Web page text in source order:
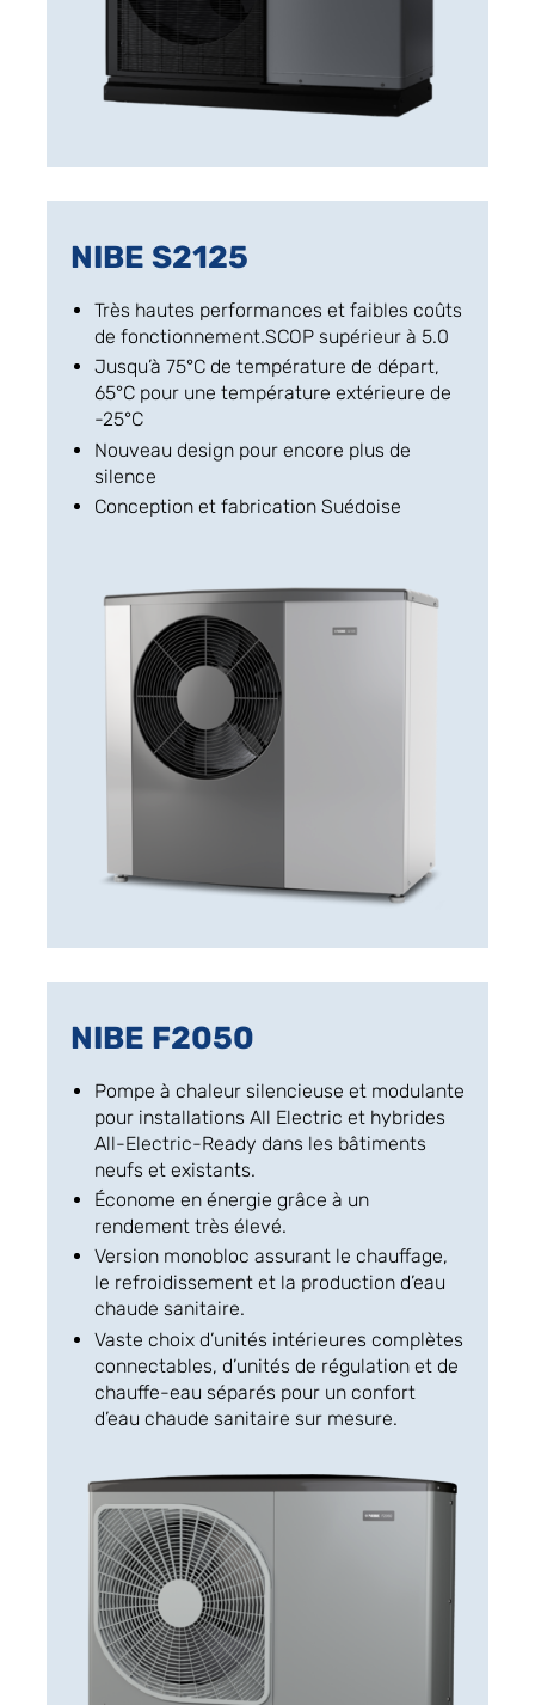
NIBE S2125
Très hautes performances et faibles coûts
de fonctionnement.SCOP supérieur à 5.0
Jusqu’à 75°C de température de départ,
65°C pour une température extérieure de
-25°C
Nouveau design pour encore plus de
silence
Conception et fabrication Suédoise
NIBE F2050
Pompe à chaleur silencieuse et modulante
pour installations All Electric et hybrides
All-Electric-Ready dans les bâtiments
neufs et existants.
Économe en énergie grâce à un
rendement très élevé.
Version monobloc assurant le chauffage,
le refroidissement et la production d’eau
chaude sanitaire.
Vaste choix d’unités intérieures complètes
connectables, d’unités de régulation et de
chauffe-eau séparés pour un confort
d’eau chaude sanitaire sur mesure.